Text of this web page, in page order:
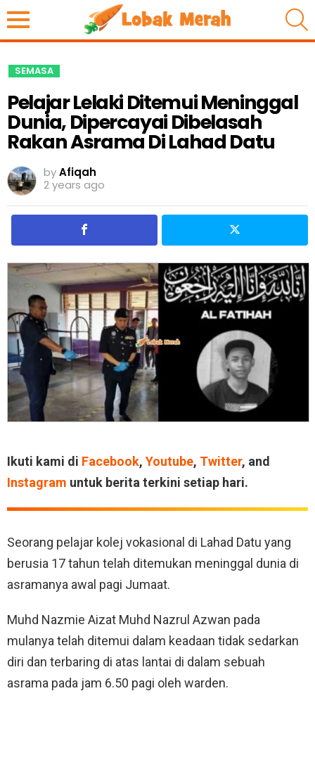
SEMASA
Pelajar Lelaki Ditemui Meninggal
Dunia, Dipercayai Dibelasah
Rakan Asrama Di Lahad Datu
byAfiqah
2 years ago
Ikuti kami di Facebook, Youtube, Twitter, and
Instagram untuk berita terkini setiap hari.
Seorang pelajar kolej vokasional di Lahad Datu yang
berusia 17 tahun telah ditemukan meninggal dunia di
asramanya awal pagi Jumaat.
Muhd Nazmie Aizat Muhd Nazrul Azwan pada
mulanya telah ditemui dalam keadaan tidak sedarkan
diri dan terbaring di atas lantai di dalam sebuah
asrama pada jam 6.50 pagi oleh warden.